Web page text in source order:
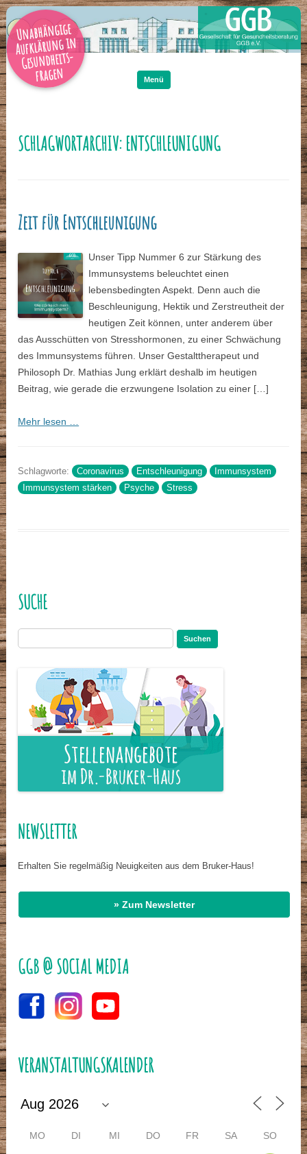
Unabhängige
Aufklärung in
Gesundheits-
fragen Menü
SCHLAGWORTARCHIV: ENTSCHLEUNIGUNG
Zeit für Entschleunigung
Unser Tipp Nummer 6 zur Stärkung des
Immunsystems beleuchtet einen
lebensbedingten Aspekt. Denn auch die
Beschleunigung, Hektik und Zerstreutheit der
heutigen Zeit können, unter anderem über
das Ausschütten von Stresshormonen, zu einer Schwächung
des Immunsystems führen. Unser Gestalttherapeut und
Philosoph Dr. Mathias Jung erklärt deshalb im heutigen
Beitrag, wie gerade die erzwungene Isolation zu einer […]
Mehr lesen …
Schlagworte: Coronavirus Entschleunigung
Immunsystem
Immunsystem stärken
Psyche Stress
SUCHE
nach:
NEWSLETTER
Erhalten Sie regelmäßig Neuigkeiten aus dem Bruker-Haus!
» Zum Newsletter
GGB @ SOCIAL MEDIA
VERANSTALTUNGSKALENDER
MO DI MI DO FR SA SO